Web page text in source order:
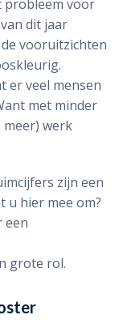
probleem voor
dit jaar
vooruitzichten
er veel mensen
met minder
meer) werk
zijn een
u hier mee om?
een
grote rol.